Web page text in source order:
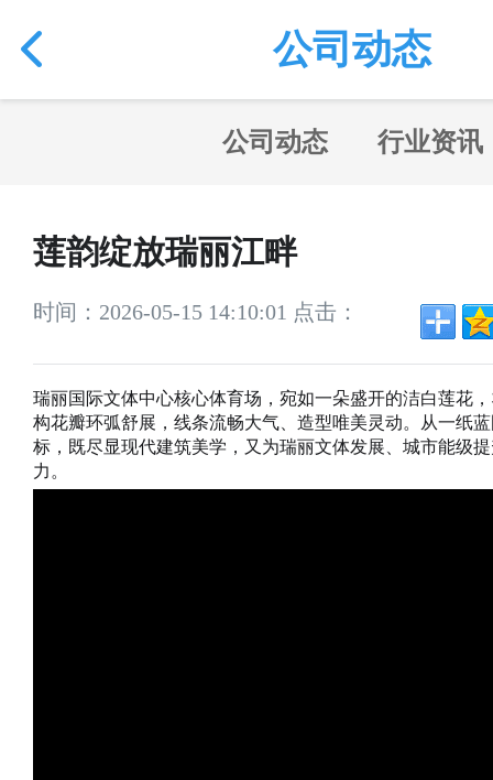
公司动态
公司动态 行业资讯
莲韵绽放瑞丽江畔
时间：2026-05-15 14:10:01 点击：
瑞丽国际文体中心核心体育场，宛如一朵盛开的洁白莲花
构花瓣环弧舒展，线条流畅大气、造型唯美灵动。从一纸
标，既尽显现代建筑美学，又为瑞丽文体发展、城市能级
力。